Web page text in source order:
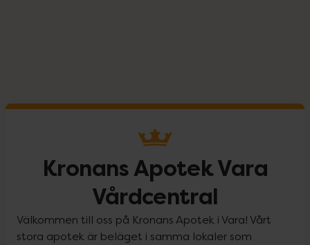
Kronans Apotek Vara
Vårdcentral
Välkommen till oss på Kronans Apotek i Vara! Vårt
stora apotek är beläget i samma lokaler som